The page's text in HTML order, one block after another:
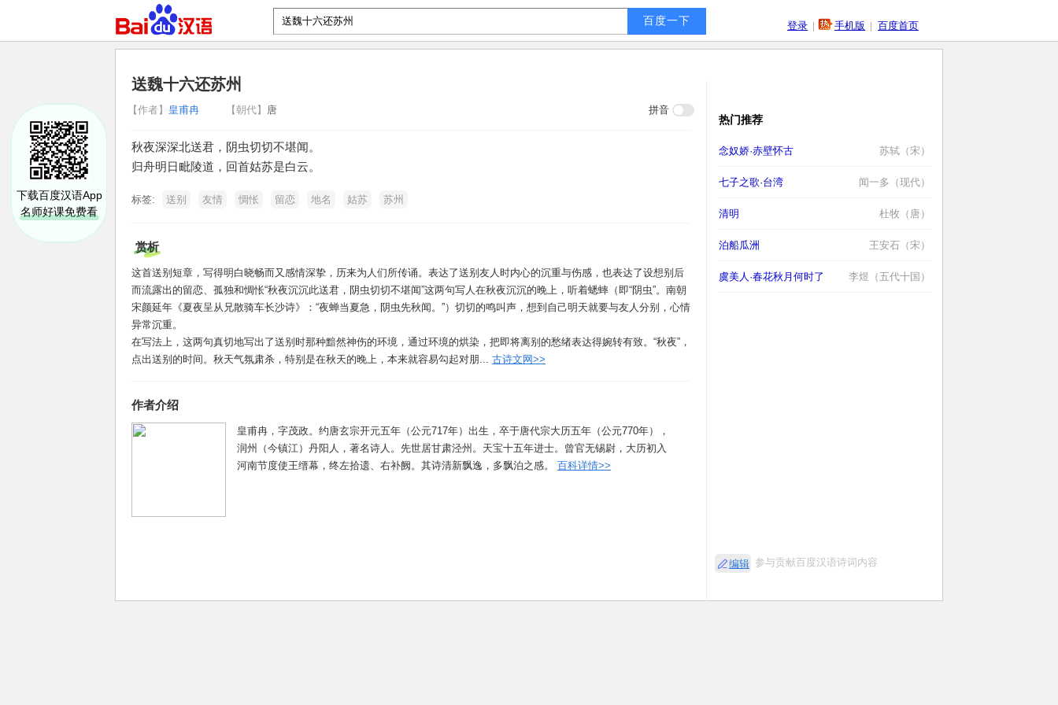
登录 | 手机版 | 百度首页
下载百度汉语App
名师好课免费看
送魏十六还苏州
【作者】 皇甫冉 【朝代】 唐 拼音
秋夜深深北送君，阴虫切切不堪闻。
归舟明日毗陵道，回首姑苏是白云。
标签: 送别 友情 惆怅 留恋 地名 姑苏 苏州
赏析
这首送别短章，写得明白晓畅而又感情深挚，历来为人们所传诵。表达了送别友人时内心的沉重与伤感，也表达了设想别后
而流露出的留恋、孤独和惆怅“秋夜沉沉此送君，阴虫切切不堪闻”这两句写人在秋夜沉沉的晚上，听着蟋蟀（即“阴虫”。南朝
宋颜延年《夏夜呈从兄散骑车长沙诗》：“夜蝉当夏急，阴虫先秋闻。”）切切的鸣叫声，想到自己明天就要与友人分别，心情
异常沉重。
在写法上，这两句真切地写出了送别时那种黯然神伤的环境，通过环境的烘染，把即将离别的愁绪表达得婉转有致。“秋夜”，
点出送别的时间。秋天气氛肃杀，特别是在秋天的晚上，本来就容易勾起对朋... 古诗文网>>
作者介绍
皇甫冉，字茂政。约唐玄宗开元五年（公元717年）出生，卒于唐代宗大历五年（公元770年），
润州（今镇江）丹阳人，著名诗人。先世居甘肃泾州。天宝十五年进士。曾官无锡尉，大历初入
河南节度使王缙幕，终左拾遗、右补阙。其诗清新飘逸，多飘泊之感。
百科详情>>
热门推荐
念奴娇·赤壁怀古 苏轼（宋）
七子之歌·台湾 闻一多（现代）
清明 杜牧（唐）
泊船瓜洲 王安石（宋）
虞美人·春花秋月何时了 李煜（五代十国）
编辑 参与贡献百度汉语诗词内容